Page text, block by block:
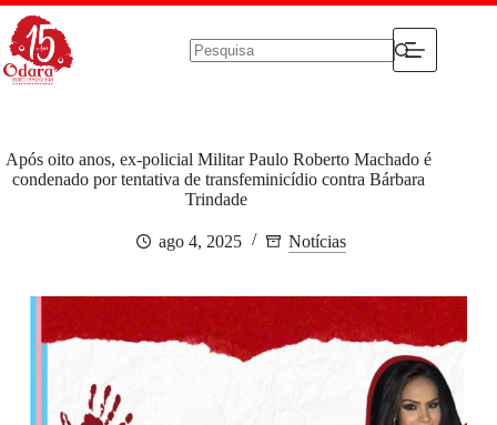
Pular
para
conteúdo
Após oito anos, ex-policial Militar Paulo Roberto Machado é
condenado por tentativa de transfeminicídio contra Bárbara
Trindade
ago 4, 2025 Notícias